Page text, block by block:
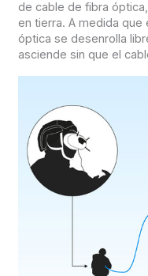
de cable de fibra
en tierra. A medida
óptica se desenrolla
asciende sin que el